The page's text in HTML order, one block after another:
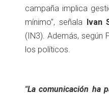
campaña implica
mínimo”, señala Ivan
(IN3). Además, según
los políticos.
"La comunicación ha